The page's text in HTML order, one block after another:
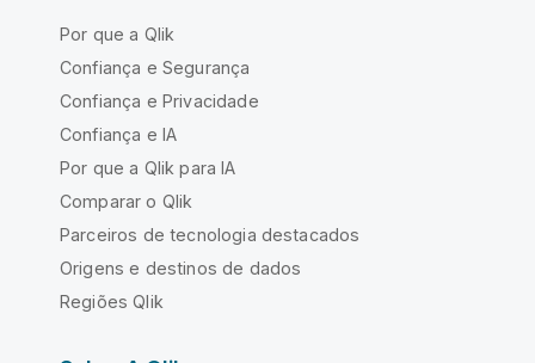
Por que a Qlik
Confiança e Segurança
Confiança e Privacidade
Confiança e IA
Por que a Qlik para IA
Comparar o Qlik
Parceiros de tecnologia destacados
Origens e destinos de dados
Regiões Qlik